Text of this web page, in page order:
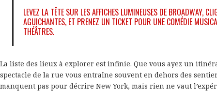
LEVEZ LA TÊTE SUR LES AFFICHES LUMINEUSES DE BROADWAY,
AGUICHANTES, ET PRENEZ UN TICKET POUR UNE COMÉDIE
THÉÂTRES.
La liste des lieux à explorer est infinie. Que vous ayez un
spectacle de la rue vous entraîne souvent en dehors des
manquent pas pour décrire New York, mais rien ne vaut